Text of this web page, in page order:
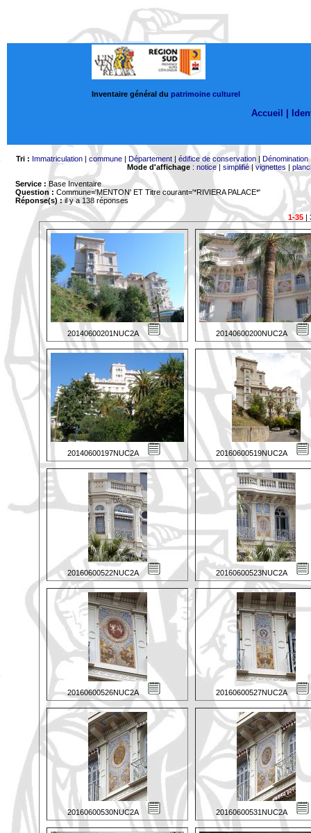
Inventaire général du patrimoine culturel
Accueil |
Tri : Immatriculation| commune| Département| édifice de conservation| Dénomination
Mode d'affichage: notice| simplifié|vignettes |
Service : Base Inventaire
Question : Commune='MENTON' ET Titre courant='*RIVIERA PALACE*'
Réponse(s) :il y a 138 réponses
1-35|
20140600201NUC2A 20140600200NUC2A
20140600197NUC2A 20160600519NUC2A
20160600522NUC2A 20160600523NUC2A
20160600526NUC2A 20160600527NUC2A
20160600530NUC2A 20160600531NUC2A